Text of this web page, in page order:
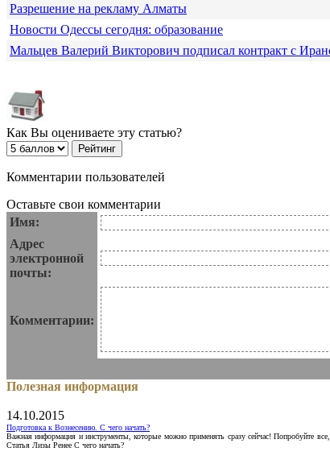
Разрешение на рекламу Алматы
Новости Одессы сегодня: образование
Мальцев Валерий Викторович подписал контракт с
Как Вы оцениваете эту статью?
Комментарии пользователей
Оставьте свои комментарии
Имя:
Адрес
электронной
почты:
Комментарии:
Полезная информация
14.10.2015
Подготовка к Вознесению. С чего начать?
Важная информация и инструменты, которые можно применять сразу сейчас! Попробуйте
Статья Лизы Ренее С чего начать?